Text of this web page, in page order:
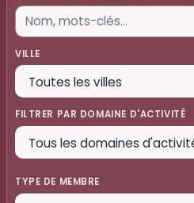
VILLE
FILTRER PAR DOMAINE D'ACTIVITÉ
TYPE DE MEMBRE